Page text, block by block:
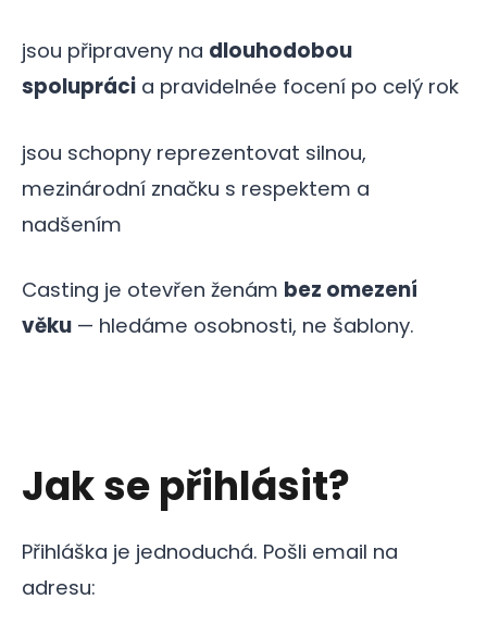
jsou připraveny na dlouhodobou
spolupráci a pravidelnée focení po celý rok
jsou schopny reprezentovat silnou,
mezinárodní značku s respektem a
nadšením
Casting je otevřen ženám bez omezení
věku — hledáme osobnosti, ne šablony.
Jak se přihlásit?
Přihláška je jednoduchá. Pošli email na
adresu: